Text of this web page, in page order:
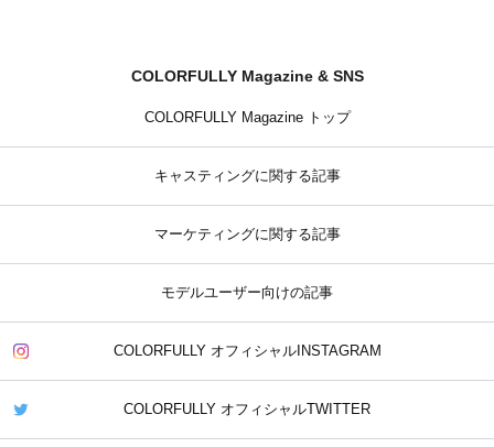
COLORFULLY Magazine & SNS
COLORFULLY Magazine トップ
キャスティングに関する記事
マーケティングに関する記事
モデルユーザー向けの記事
COLORFULLY オフィシャルINSTAGRAM
COLORFULLY オフィシャルTWITTER